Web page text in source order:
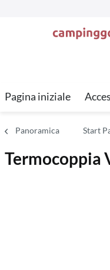
Pagina iniziale
Panoramica Start
Termocoppia